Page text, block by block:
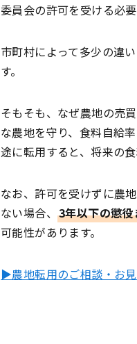
委員会の許可を受ける必要
市町村によって多少の違い
す。
そもそも、なぜ農地の売
な農地を守り、食料自給
途に転用すると、将来の
なお、許可を受けずに農
ない場合、 3年以下の懲
可能性があります。
▶農地転用のご相談・お